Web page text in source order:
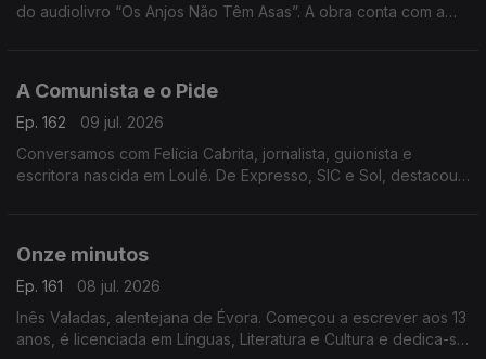
do audiolivro “Os Anjos Não Têm Asas”. A obra conta com a
A Comunista e o Pide
Ep. 162
09 jul. 2026
Conversamos com Felícia Cabrita, jornalista, guionista e
escritora nascida em Loulé. De Expresso, SIC e Sol, destacou-
Onze minutos
Ep. 161
08 jul. 2026
Inês Valadas, alentejana de Évora. Começou a escrever aos 13
anos, é licenciada em Línguas, Literatura e Cultura e dedica-se